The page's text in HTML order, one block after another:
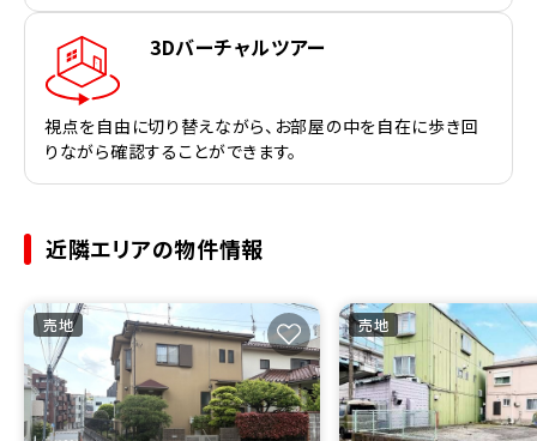
3Dバーチャルツアー
視点を自由に切り替えながら、お部屋の中を自在に歩き回
りながら確認することができます。
近隣エリアの物件情報
売地 売地